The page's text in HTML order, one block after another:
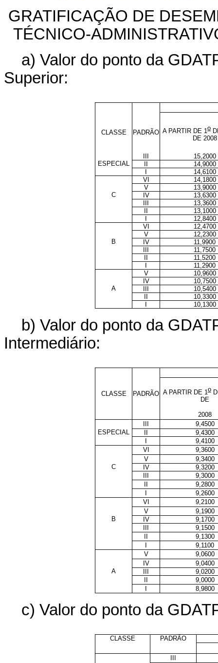
GRATIFICAÇÃO DE
TÉCNICO-
a) Valor do ponto da
Superior:
CLASSE PADRÃO A PARTIR DE 1o
DE 2008
15,2000
ESPECIAL
14,9000
14,6100
VI
14,1800
V
13,9000
C
IV
13,6300
13,3600
13,1000
12,8400
VI
12,4700
V
12,2300
B
IV
11,9900
11,7500
11,5200
11,2900
V
10,9600
IV
10,7500
A
10,5400
10,3300
10,1300
b) Valor do ponto da
Intermediário:
CLASSE PADRÃO A PARTIR DE 1o
DE
2008
9,4500
ESPECIAL
9,4300
9,4100
VI
9,3600
V
9,3400
C
IV
9,3200
9,3000
9,2800
9,2600
VI
9,2100
V
9,1900
B
IV
9,1700
9,1500
9,1300
9,1100
V
9,0600
IV
9,0400
A
9,0200
9,0000
8,9800
c) Valor do ponto da
CLASSE PADRÃO